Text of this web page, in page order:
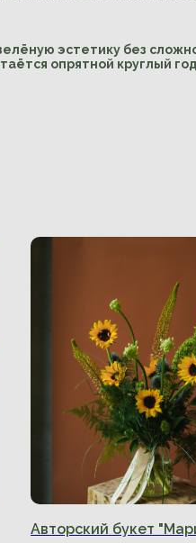
эстетику без
опрятной круглый
Авторский букет